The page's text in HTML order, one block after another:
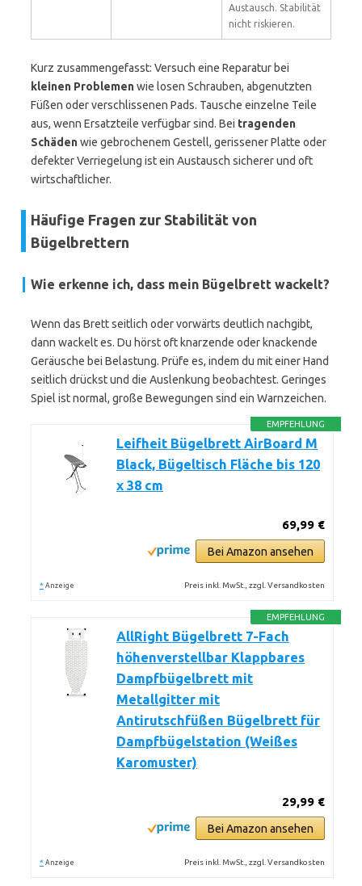
Austausch. Stabilität
nicht riskieren.
Kurz zusammengefasst: Versuch eine Reparatur bei
kleinen Problemenwie losen Schrauben, abgenutzten
Füßen oder verschlissenen Pads. Tausche einzelne Teile
aus, wenn Ersatzteile verfügbar sind. Bei tragenden
Schädenwie gebrochenem Gestell, gerissener Platte oder
defekter Verriegelung ist ein Austausch sicherer und oft
wirtschaftlicher.
Häufige Fragen zur Stabilität von
Bügelbrettern
Wie erkenne ich, dass mein Bügelbrett wackelt?
Wenn das Brett seitlich oder vorwärts deutlich nachgibt,
dann wackelt es. Du hörst oft knarzende oder knackende
Geräusche bei Belastung. Prüfe es, indem du mit einer Hand
seitlich drückst und die Auslenkung beobachtest. Geringes
Spiel ist normal, große Bewegungen sind ein Warnzeichen.
EMPFEHLUNG
Leifheit Bügelbrett AirBoard M
Black, Bügeltisch Fläche bis 120
x 38 cm
69,99 €
Bei Amazon ansehen
* Anzeige Preis inkl. MwSt., zzgl. Versandkosten
EMPFEHLUNG
AllRight Bügelbrett 7-Fach
höhenverstellbar Klappbares
Dampfbügelbrett mit
Metallgitter mit
Antirutschfüßen Bügelbrett für
Dampfbügelstation (Weißes
Karomuster)
29,99 €
Bei Amazon ansehen
* Anzeige Preis inkl. MwSt., zzgl. Versandkosten